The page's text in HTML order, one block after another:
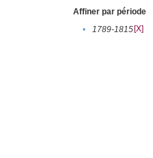
Affiner par période
•
1789-1815[X]